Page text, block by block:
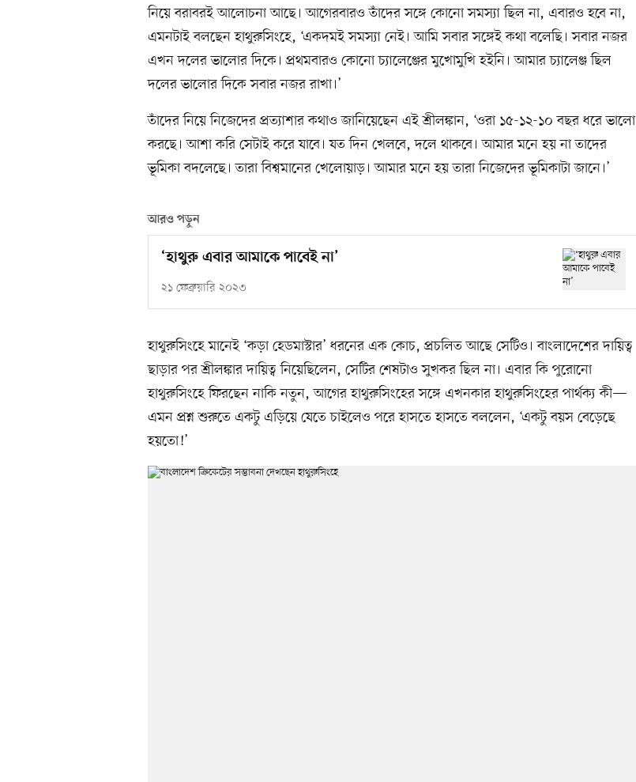
নিয়ে বরাবরই আলোচনা আছে। আগেরবারও তাঁদের সঙ্গে কোনো সমস্যা ছিল না, এবারও হবে না,
এমনটাই বলছেন হাথুরুসিংহে, ‘একদমই সমস্যা নেই। আমি সবার সঙ্গেই কথা বলেছি। সবার নজর
এখন দলের ভালোর দিকে। প্রথমবারও কোনো চ্যালেঞ্জের মুখোমুখি হইনি। আমার চ্যালেঞ্জ ছিল
দলের ভালোর দিকে সবার নজর রাখা।’
তাঁদের নিয়ে নিজেদের প্রত্যাশার কথাও জানিয়েছেন এই শ্রীলঙ্কান, ‘ওরা ১৫-১২-১০ বছর ধরে ভালো
করছে। আশা করি সেটাই করে যাবে। যত দিন খেলবে, দলে থাকবে। আমার মনে হয় না তাদের
ভূমিকা বদলেছে। তারা বিশ্বমানের খেলোয়াড়। আমার মনে হয় তারা নিজেদের ভূমিকাটা জানে।’
আরও পড়ুন
‘হাথুরু এবার আমাকে পাবেই না’
২১ ফেব্রুয়ারি ২০২৩
হাথুরুসিংহে মানেই ‘কড়া হেডমাস্টার’ ধরনের এক কোচ, প্রচলিত আছে সেটিও। বাংলাদেশের দায়িত্ব
ছাড়ার পর শ্রীলঙ্কার দায়িত্ব নিয়েছিলেন, সেটির শেষটাও সুখকর ছিল না। এবার কি পুরোনো
হাথুরুসিংহে ফিরছেন নাকি নতুন, আগের হাথুরুসিংহের সঙ্গে এখনকার হাথুরুসিংহের পার্থক্য কী—
এমন প্রশ্ন শুরুতে একটু এড়িয়ে যেতে চাইলেও পরে হাসতে হাসতে বললেন, ‘একটু বয়স বেড়েছে
হয়তো!’